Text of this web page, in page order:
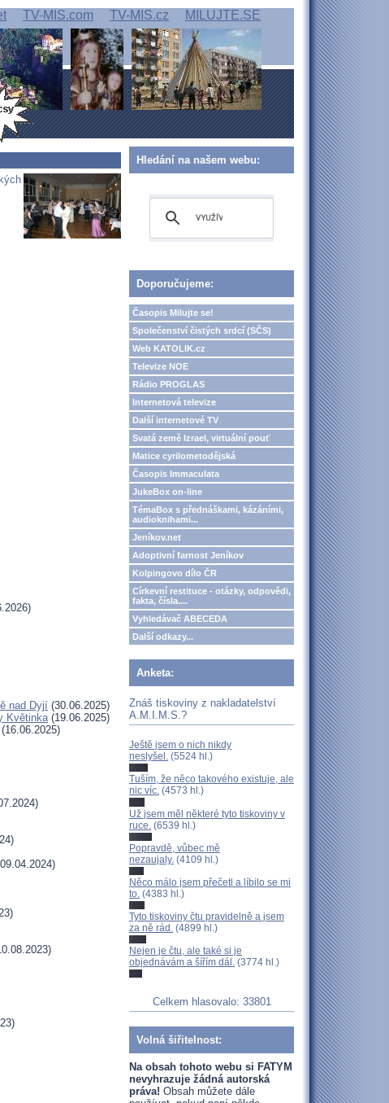
TV-MIS.com TV-MIS.cz MILUJTE.SE
nad Dyjí (30.06.2025)
Květinka(19.06.2025)
(16.06.2025)
Hledání na našem webu:
Doporučujeme:
Časopis Milujte se!
Společenství čistých srdcí (SČS)
Web KATOLIK.cz
Televize NOE
Rádio PROGLAS
Internetová televize
Další internetové TV
Svatá země Izrael, virtuální pouť
Matice cyrilometodějská
Časopis Immaculata
JukeBox on-line
TémaBox s přednáškami, kázáními,
audioknihami...
Jeníkov.net
Adoptivní farnost Jeníkov
Kolpingovo dílo ČR
Církevní restituce - otázky, odpovědi,
fakta, čísla....
Vyhledávač ABECEDA
Další odkazy...
Anketa:
Znáš tiskoviny z nakladatelství
A.M.I.M.S.?
Ještě jsem o nich nikdy
neslyšel. (5524 hl.)
Tuším, že něco takového existuje, ale
nic víc. (4573 hl.)
Už jsem měl některé tyto tiskoviny v
ruce. (6539 hl.)
Popravdě, vůbec mě
nezaujaly. (4109 hl.)
Něco málo jsem přečetl a líbilo se mi
to. (4383 hl.)
Tyto tiskoviny čtu pravidelně a jsem
za ně rád. (4899 hl.)
Nejen je čtu, ale také si je
objednávám a šířím dál. (3774 hl.)
Celkem hlasovalo: 33801
Volná šiřitelnost:
Na obsah tohoto webu si FATYM
nevyhrazuje žádná autorská
práva! Obsah můžete dále